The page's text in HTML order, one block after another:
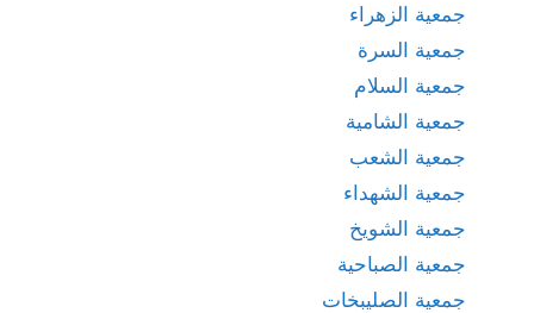
جمعية الزهراء
جمعية السرة
جمعية السلام
جمعية الشامية
جمعية الشعب
جمعية الشهداء
جمعية الشويخ
جمعية الصباحية
جمعية الصليبخات